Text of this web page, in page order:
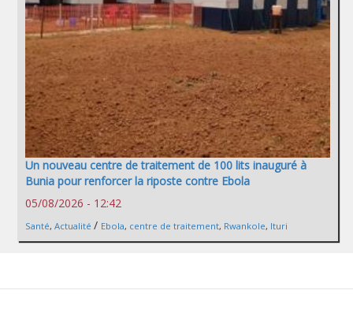
Un nouveau centre de traitement de 100 lits inauguré à
Bunia pour renforcer la riposte contre Ebola
05/08/2026 - 12:42
Santé, Actualité / Ebola, centre de traitement, Rwankole, Ituri